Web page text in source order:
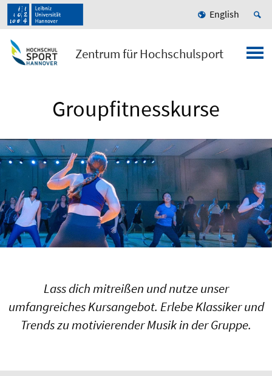
English
Zentrum für Hochschulsport
Groupfitnesskurse
Lass dich mitreißen und nutze unser
umfangreiches Kursangebot. Erlebe Klassiker und
Trends zu motivierender Musik in der Gruppe.